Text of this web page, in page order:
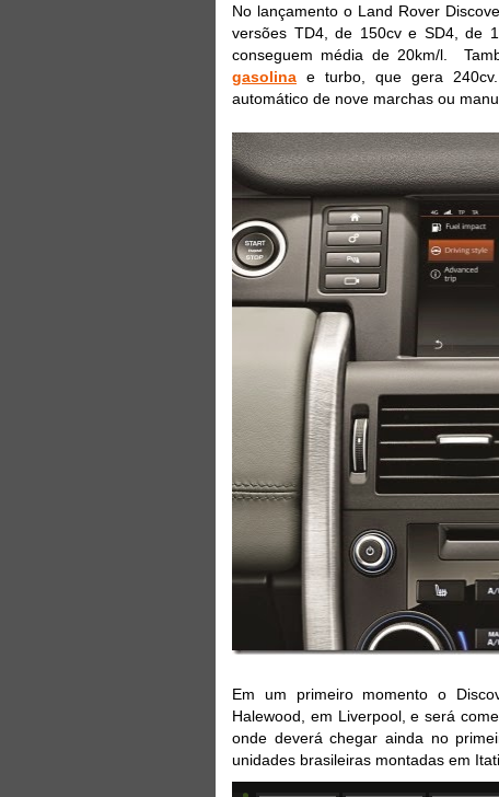
No lançamento o Land Rover
versões TD4, de 150cv e SD4, de
conseguem média de 20km/l.
gasolina e turbo, que gera
automático de nove marchas ou
Em um primeiro momento o
Halewood, em Liverpool, e será
onde deverá chegar ainda no
unidades brasileiras montadas em